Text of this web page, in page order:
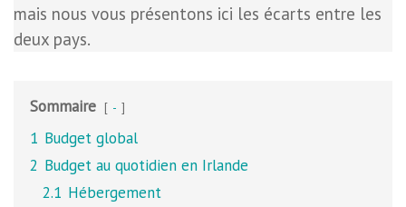
mais nous vous présentons ici les écarts entre les
deux pays.
Sommaire -
1 Budget global
2 Budget au quotidien en Irlande
2.1 Hébergement